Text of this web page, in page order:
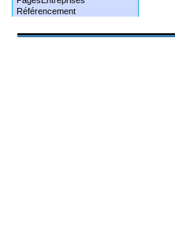
Référencement